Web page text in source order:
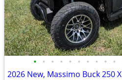
• • • • • • • • • •
2026 New, Massimo Buck 250